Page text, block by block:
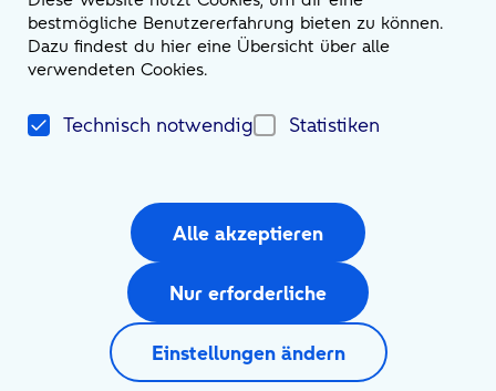
bestmögliche Benutzererfahrung bieten zu können.
Dazu findest du hier eine Übersicht über alle
verwendeten Cookies.
Technisch notwendig Statistiken
Alle akzeptieren
Nur erforderliche
Einstellungen ändern
Wir sind die Möglichmacher*innen
Social Media
Impressum Kontakt Datenschutzerklärung